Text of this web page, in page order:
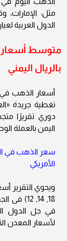
مثل: الإمارات،
الدول العربية لعيارات: 18, 20, 21, 22 و
متوسط أسعار
بالريال اليمني
أسعار الذهب في
دوري تقريرًا
اليمن بالعملة
الأمريكي
18, 14,
في جل الدول
لأسعار المعدن